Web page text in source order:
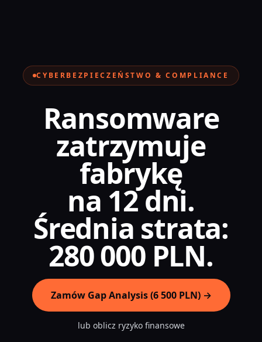
CYBERBEZPIECZEŃSTWO & COMPLIANCE
Ransomware
zatrzymuje
fabrykę
na 12 dni.
Średnia strata:
280 000 PLN.
Zamów Gap Analysis (6 500 PLN) →
lub oblicz ryzyko finansowe